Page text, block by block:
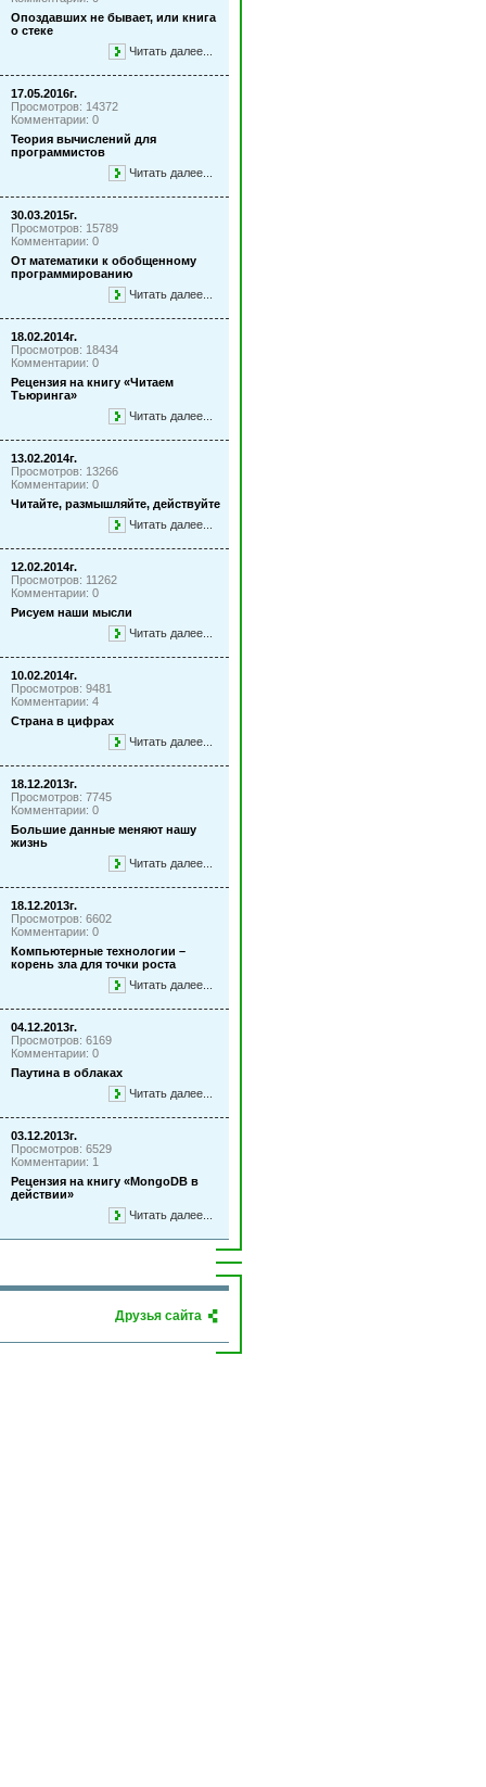
Опоздавших не бывает, или книга
о стеке
Читать далее...
17.05.2016г.
Просмотров: 14372
Комментарии: 0
Теория вычислений для
программистов
Читать далее...
30.03.2015г.
Просмотров: 15789
Комментарии: 0
От математики к обобщенному
программированию
Читать далее...
18.02.2014г.
Просмотров: 18434
Комментарии: 0
Рецензия на книгу «Читаем
Тьюринга»
Читать далее...
13.02.2014г.
Просмотров: 13266
Комментарии: 0
Читайте, размышляйте, действуйте
Читать далее...
12.02.2014г.
Просмотров: 11262
Комментарии: 0
Рисуем наши мысли
Читать далее...
10.02.2014г.
Просмотров: 9481
Комментарии: 4
Страна в цифрах
Читать далее...
18.12.2013г.
Просмотров: 7745
Комментарии: 0
Большие данные меняют нашу
жизнь
Читать далее...
18.12.2013г.
Просмотров: 6602
Комментарии: 0
Компьютерные технологии –
корень зла для точки роста
Читать далее...
04.12.2013г.
Просмотров: 6169
Комментарии: 0
Паутина в облаках
Читать далее...
03.12.2013г.
Просмотров: 6529
Комментарии: 1
Рецензия на книгу «MongoDB в
действии»
Читать далее...
Друзья сайта